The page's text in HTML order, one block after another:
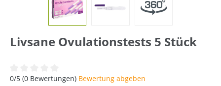
Livsane Ovulationstests 5 Stück
Durchschnittliche Bewertung von 0 von 5 Sternen
0/5 (0 Bewertungen) Bewertung abgeben